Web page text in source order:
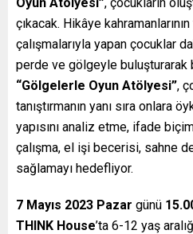
çıkacak. Hikâye
çalışmalarıyla yapan çocuklar
perde ve gölgeyle buluşturarak
“Gölgelerle Oyun Atölyesi”,
tanıştırmanın yanı sıra onlara
yapısını analiz etme, ifade
çalışma, el işi becerisi, sahne
sağlamayı hedefliyor.
7 Mayıs 2023 Pazar günü
THINK House’ta 6-12 yaş